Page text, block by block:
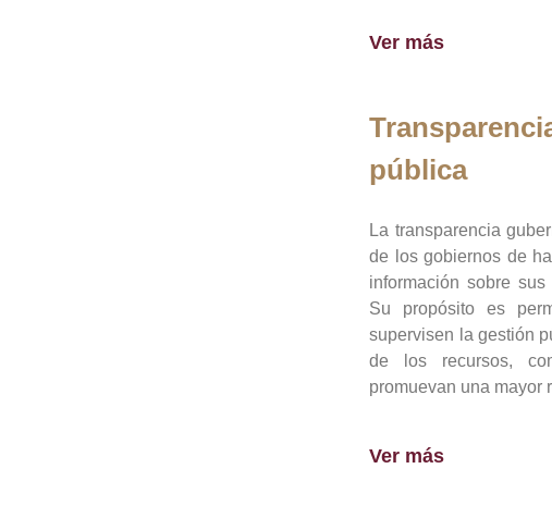
Ver más
pública
La transparencia
de los gobiernos de
información sobre
Su propósito es
supervisen la gestión
de los recursos,
promuevan una mayor
Ver más